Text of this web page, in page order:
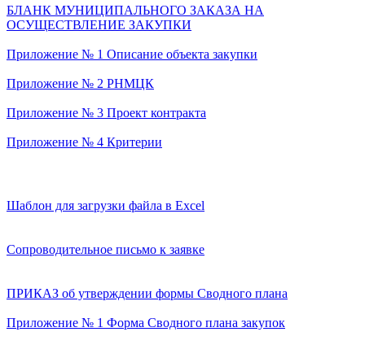
БЛАНК МУНИЦИПАЛЬНОГО ЗАКАЗА НА
ОСУЩЕСТВЛЕНИЕ ЗАКУПКИ
Приложение № 1 Описание объекта закупки
Приложение № 2 РНМЦК
Приложение № 3 Проект контракта
Приложение № 4 Критерии
Шаблон для загрузки файла в Excel
Сопроводительное письмо к заявке
ПРИКАЗ об утверждении формы Сводного плана
Приложение № 1 Форма Сводного плана закупок